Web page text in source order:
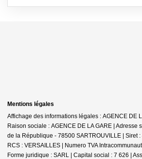
Mentions légales
Affichage des informations légales : AGENCE DE
Raison sociale : AGENCE DE LA GARE | Adresse
de la République - 78500 SARTROUVILLE | Siret
RCS : VERSAILLES | Numero TVA
Forme juridique : SARL | Capital social : 7 626 |